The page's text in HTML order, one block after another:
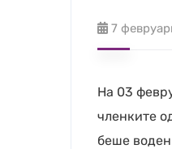
7
На 03
членките
беше